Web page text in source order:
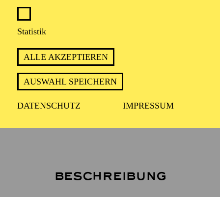
Statistik
ALLE AKZEPTIEREN
AUSWAHL SPEICHERN
DATENSCHUTZ IMPRESSUM
Empfohlen ab 16 Jahren
Beschreibung